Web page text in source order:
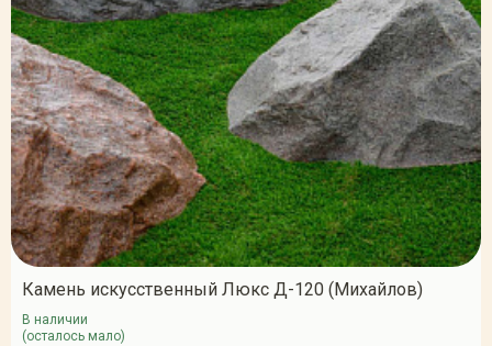
Камень искусственный Люкс Д-120 (Михайлов)
В наличии
(осталось мало)